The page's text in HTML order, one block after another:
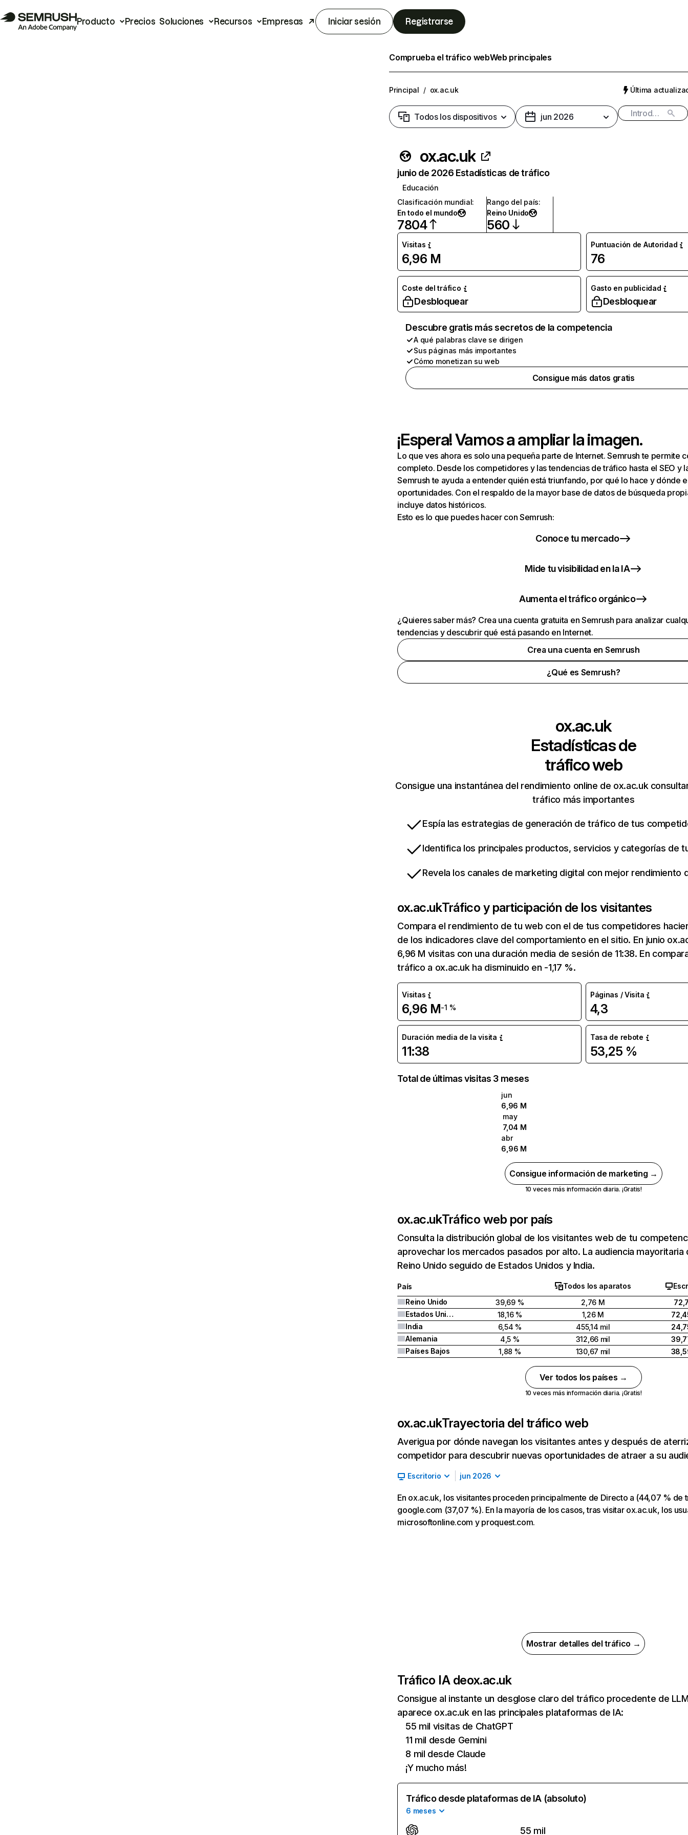
Producto Precios Soluciones Recursos Empresas Iniciar sesión Registrarse
Comprueba el tráfico webWeb principales
Principal / ox.ac.uk Última
Todos los dispositivos jun 2026
ox.ac.uk
junio de 2026 Estadísticas de tráfico
Educación
Clasificación mundial:
En todo el mundo
7804
Rango del país:
Reino Unido
560
Visitas
6,96 M
Puntuación de Autoridad
76
Coste del tráfico
Desbloquear
Gasto en publicidad
Desbloquear
Descubre gratis más secretos de la competencia
A qué palabras clave se dirigen
Sus páginas más importantes
Cómo monetizan su web
Consigue más datos gratis
¡Espera! Vamos a ampliar la imagen.
Lo que ves ahora es solo una pequeña parte de Internet. Semrush te permite
completo. Desde los competidores y las tendencias de tráfico hasta el SEO y
Semrush te ayuda a entender quién está triunfando, por qué lo hace y dónde
oportunidades. Con el respaldo de la mayor base de datos de búsqueda
incluye datos históricos.
Esto es lo que puedes hacer con Semrush:
Conoce tu mercado
Mide tu visibilidad en la IA
Aumenta el tráfico orgánico
¿Quieres saber más? Crea una cuenta gratuita en Semrush para analizar
tendencias y descubrir qué está pasando en Internet.
Crea una cuenta en Semrush
¿Qué es Semrush?
ox.ac.uk
Estadísticas de
tráfico web
Consigue una instantánea del rendimiento online de ox.ac.uk
tráfico más importantes
Espía las estrategias de generación de tráfico de tus
Identifica los principales productos, servicios y categorías de
Revela los canales de marketing digital con mejor rendimiento
ox.ac.ukTráfico y participación de los visitantes
Compara el rendimiento de tu web con el de tus competidores
de los indicadores clave del comportamiento en el sitio. En junio
6,96 M visitas con una duración media de sesión de 11:38. En
tráfico a ox.ac.uk ha disminuido en -1,17 %.
Visitas
6,96 M-1 %
Páginas / Visita
4,3
Duración media de la visita
11:38
Tasa de rebote
53,25 %
Total de últimas visitas 3 meses
jun
6,96 M
may
7,04 M
abr
6,96 M
Consigue información de marketing →
10 veces más información diaria. ¡Gratis!
ox.ac.ukTráfico web por país
Consulta la distribución global de los visitantes web de tu
aprovechar los mercados pasados por alto. La audiencia mayoritaria
Reino Unido seguido de Estados Unidos y India.
País Todos los aparatos
Reino Unido
39,69 % 2,76 M
Estados Unidos
18,16 % 1,26 M
India
6,54 % 455,14 mil
Alemania
4,5 % 312,66 mil
Países Bajos
1,88 % 130,67 mil
Ver todos los países →
10 veces más información diaria. ¡Gratis!
ox.ac.ukTrayectoria del tráfico web
Averigua por dónde navegan los visitantes antes y después de
competidor para descubrir nuevas oportunidades de atraer a su
Escritorio jun 2026
En ox.ac.uk, los visitantes proceden principalmente de Directo a (44,07 % de
google.com (37,07 %). En la mayoría de los casos, tras visitar ox.ac.uk, los
microsoftonline.com y proquest.com.
Mostrar detalles del tráfico →
Tráfico IA deox.ac.uk
Consigue al instante un desglose claro del tráfico procedente de
aparece ox.ac.uk en las principales plataformas de IA:
55 mil visitas de ChatGPT
11 mil desde Gemini
8 mil desde Claude
¡Y mucho más!
Tráfico desde plataformas de IA (absoluto)
6 meses
55 mil